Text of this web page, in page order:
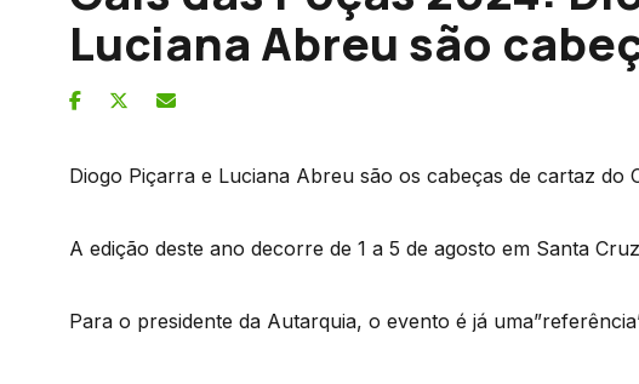
Luciana Abreu são
Diogo Piçarra e Luciana Abreu são os cabeças de cartaz do
A edição deste ano decorre de 1 a 5 de agosto em Santa
Para o presidente da Autarquia, o evento é já